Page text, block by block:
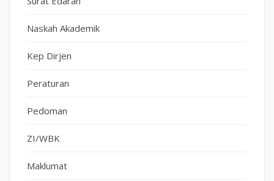
Naskah Akademik
Kep Dirjen
Peraturan
Pedoman
ZI/WBK
Maklumat